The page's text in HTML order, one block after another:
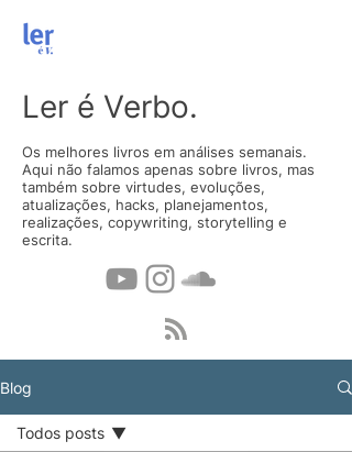
Ler é Verbo.
Os melhores livros em análises semanais.
Aqui não falamos apenas sobre livros, mas
também sobre virtudes, evoluções,
atualizações, hacks, planejamentos,
realizações, copywriting, storytelling e
escrita.
Blog
Todos posts